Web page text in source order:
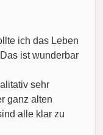
ich das Leben
ist wunderbar
sehr
ganz alten
alle klar zu